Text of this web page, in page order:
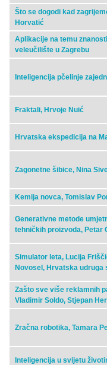
Što se dogodi kad
Horvatić
Aplikacije na temu
veleučilište u Zagrebu
Inteligencija pčelinje
Fraktali, Hrvoje Nuić
Hrvatska ekspedicija na
Zagonetne šibice, Nina
Kemija novca, Tomislav
Generativne metode
tehničkih proizvoda, Petar
Simulator leta, Lucija
Novosel, Hrvatska
Zašto sve više reklamnih
Vladimir Soldo, Stjepan
Zračna robotika, Tamara
Inteligencija u svijetu